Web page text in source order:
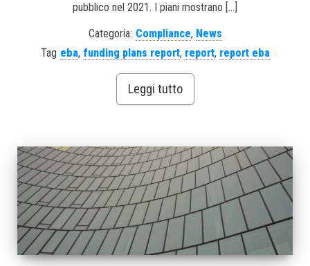
pubblico nel 2021. I piani mostrano […]
Categoria: Compliance, News
Tag eba, funding plans report, report, report eba
Leggi tutto